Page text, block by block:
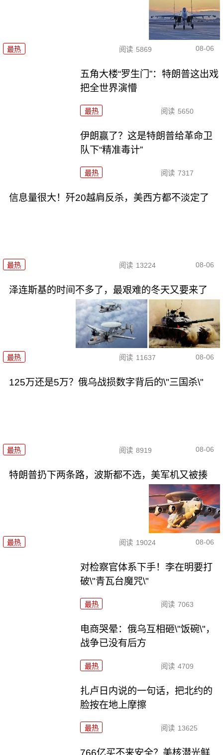
最热 阅读 5869 08-06
五角大楼“罗生门”：特朗普这出戏
把全世界演懵
最热 阅读 5650
伊朗赢了？这是特朗普给革命卫
队下“精准毒计”
最热 阅读 7317
信息量很大！歼20越肩反杀，美西方都不淡定了
最热 阅读 13224 08-06
泽连斯基的时间不多了，最艰难的冬天又要来了
最热 阅读 11637 08-06
125万还是5万？俄乌战损数字背后的\"三国杀\"
最热 阅读 8919 08-06
特朗普扔下两条路，波斯都不选，美军机又被揍
最热 阅读 19024 08-06
对检察官体系下手！李在明要打
破\"青瓦台魔咒\"
最热 阅读 7063
电商哭晕：俄乌互相砸\"饭碗\"，
战争已没有后方
最热 阅读 4709
扎卢日内说的一句话，把北约的
脸按在地上摩擦
最热 阅读 13625
766亿买不来安全？美核潜光鲜